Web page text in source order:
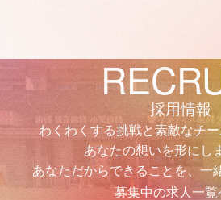
採用情報
わくわくする挑戦と素敵なチ
あなたの想いを形にし
あなただからできることを、一
募集中の求人一覧